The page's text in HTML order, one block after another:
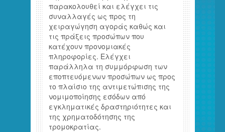
παρακολουθεί και ελέγχει τις
συναλλαγές ως προς τη
χειραγώγηση αγοράς καθώς και
τις πράξεις προσώπων που
κατέχουν προνομιακές
πληροφορίες. Ελέγχει
παράλληλα τη συμμόρφωση των
εποπτευόμενων προσώπων ως προς
το πλαίσιο της αντιμετώπισης της
νομιμοποίησης εσόδων από
εγκληματικές δραστηριότητες και
της χρηματοδότησης της
τρομοκρατίας.